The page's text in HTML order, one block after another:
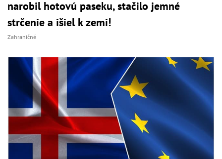
narobil hotovú paseku, stačilo jemné
strčenie a išiel k zemi!
Zahraničné